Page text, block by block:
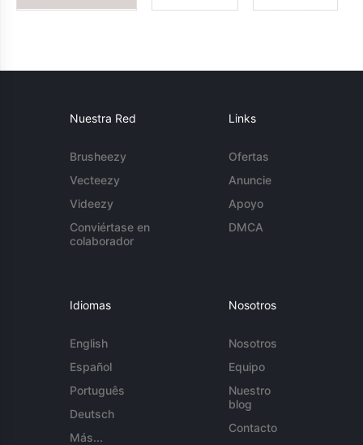
Nuestra Red
Brusheezy
Vecteezy
Videezy
Conviértase en
colaborador
Links
Ofertas
Anuncie
Apoyo
DMCA
Idiomas
English
Español
Português
Deutsch
Más...
Nosotros
Nosotros
Equipo
Nuestro
blog
Contacto